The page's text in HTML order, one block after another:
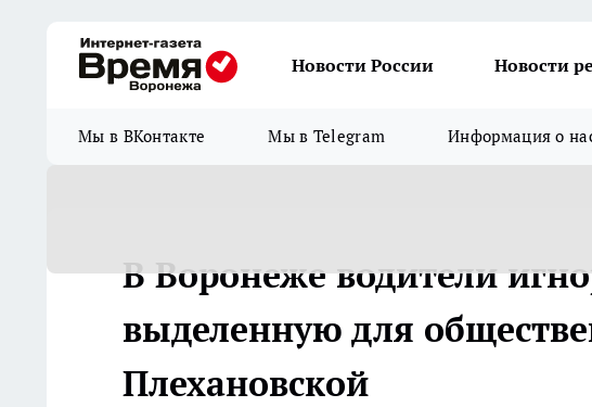
Новости России Новости
Мы в ВКонтакте Мы в Telegram Информация о
В Воронеже водители
выделенную для
Плехановской